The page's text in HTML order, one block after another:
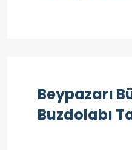
Beypazarı
Buzdolabı